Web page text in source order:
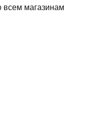
всем магазинам